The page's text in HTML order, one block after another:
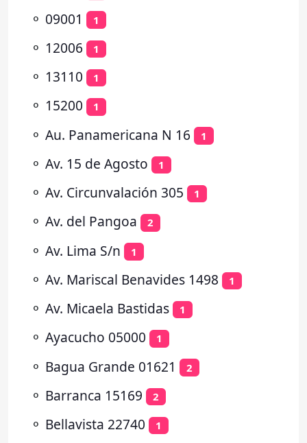
⚬ 09001 1
⚬ 12006 1
⚬ 13110 1
⚬ 15200 1
⚬ Au. Panamericana N 16 1
⚬ Av. 15 de Agosto 1
⚬ Av. Circunvalación 305 1
⚬ Av. del Pangoa 2
⚬ Av. Lima S/n 1
⚬ Av. Mariscal Benavides 1498 1
⚬ Av. Micaela Bastidas 1
⚬ Ayacucho 05000 1
⚬ Bagua Grande 01621 2
⚬ Barranca 15169 2
⚬ Bellavista 22740 1